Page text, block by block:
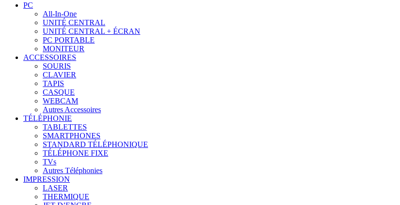
PC
All-In-One
UNITÉ CENTRAL
UNITÉ CENTRAL + ÉCRAN
PC PORTABLE
MONITEUR
ACCESSOIRES
SOURIS
CLAVIER
TAPIS
CASQUE
WEBCAM
Autres Accessoires
TÉLÉPHONIE
TABLETTES
SMARTPHONES
STANDARD TÉLÉPHONIQUE
TÉLÉPHONE FIXE
TVs
Autres Téléphonies
IMPRESSION
LASER
THERMIQUE